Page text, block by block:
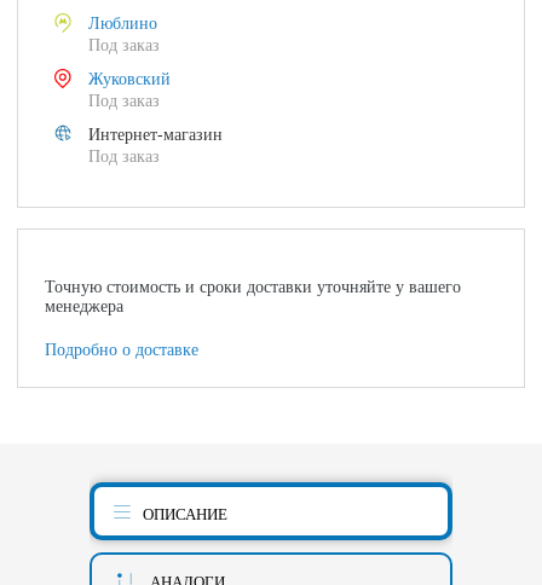
Люблино
Под заказ
Жуковский
Под заказ
Интернет-магазин
Под заказ
Точную стоимость и сроки доставки уточняйте у вашего
менеджера
Подробно о доставке
ОПИСАНИЕ
АНАЛОГИ